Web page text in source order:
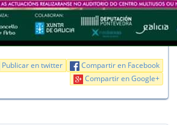
Compartir en Facebook
Publicar en twitter
Compartir en Google+